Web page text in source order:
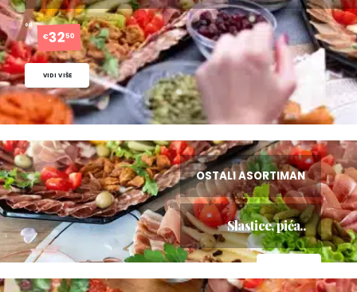
od
€3250
VIDI VIŠE
OSTALI ASORTIMAN
Slastice, pića..